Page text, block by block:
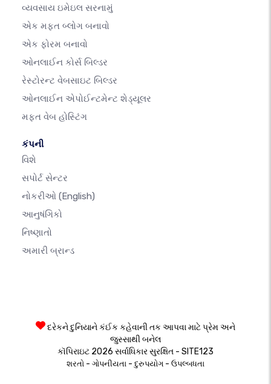
વ્યવસાય ઇમેઇલ સરનામું
એક મફત બ્લોગ બનાવો
એક ફોરમ બનાવો
ઓનલાઈન કોર્સ બિલ્ડર
રેસ્ટોરન્ટ વેબસાઇટ બિલ્ડર
ઓનલાઈન એપોઈન્ટમેન્ટ શેડ્યૂલર
મફત વેબ હોસ્ટિંગ
કંપની
વિશે
સપોર્ટ સેન્ટર
નોકરીઓ (English)
આનુષંગિકો
નિષ્ણાતો
અમારી બ્રાન્ડ
દરેકને દુનિયાને કંઈક કહેવાની તક આપવા માટે પ્રેમ અને
જુસ્સાથી બનેલ
કૉપિરાઇટ 2026 સર્વાધિકાર સુરક્ષિત - SITE123
શરતો - ગોપનીયતા - દુરુપયોગ - ઉપલ્બધતા